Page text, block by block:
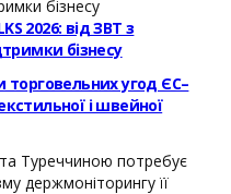
2026: від ЗВТ з
бізнесу
торговельних угод ЄС–
і швейної